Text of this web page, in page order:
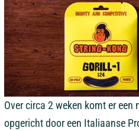
Over circa 2 weken komt er
opgericht door een Italiaanse